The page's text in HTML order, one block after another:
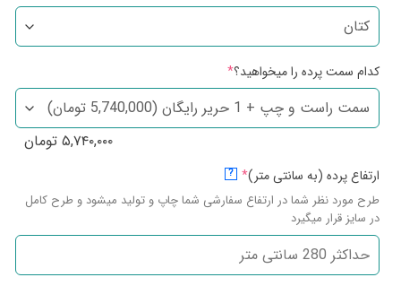
کدام سمت پرده را میخواهید؟*
۵,۷۴۰,۰۰۰ تومان
ارتفاع پرده (به سانتی متر)*
?
طرح مورد نظر شما در ارتفاع سفارشی شما چاپ و تولید میشود و طرح کامل
در سایز قرار میگیرد